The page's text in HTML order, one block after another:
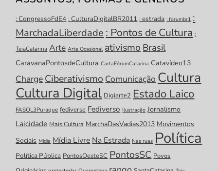
: CongressoFdE4 : CulturaDigitalBR2011 : estrada : forumbr1 :
MarchadaLiberdade : Pontos de Cultura :
TeiaCatarina Arte Arte Ocasional ativismo Brasil
CaravanaPontosdeCultura CartaFórumCatarina Catavídeo13
Charge Ciberativismo Comunicação Cultura
Cultura Digital Digiarte2 Estado Laico
FASOL3Puraque fediverse Fediverso Ilustração Jornalismo
Laicidade Mais Cultura MarchaDasVadias2013 Movimentos
Sociais Mídia Mídia Livre Na Estrada Nas ruas Política
Política Pública PontosOesteSC PontosSC Povos